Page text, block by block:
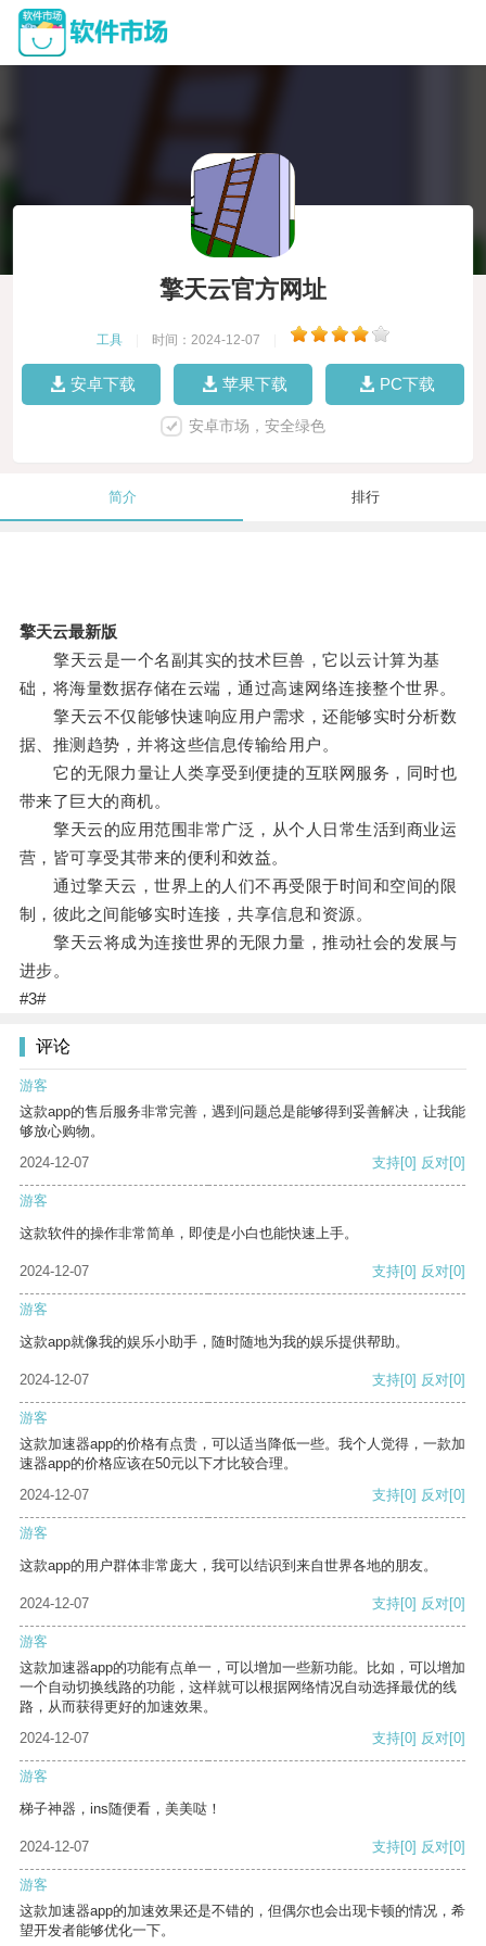
擎天云官方网址
工具 时间：2024-12-07
安卓下载 苹果下载 PC下载
安卓市场，安全绿色
简介 排行
擎天云最新版
擎天云是一个名副其实的技术巨兽，它以云计算为基
础，将海量数据存储在云端，通过高速网络连接整个世界。
擎天云不仅能够快速响应用户需求，还能够实时分析数
据、推测趋势，并将这些信息传输给用户。
它的无限力量让人类享受到便捷的互联网服务，同时也
带来了巨大的商机。
擎天云的应用范围非常广泛，从个人日常生活到商业运
营，皆可享受其带来的便利和效益。
通过擎天云，世界上的人们不再受限于时间和空间的限
制，彼此之间能够实时连接，共享信息和资源。
擎天云将成为连接世界的无限力量，推动社会的发展与
进步。
#3#
评论
游客
这款app的售后服务非常完善，遇到问题总是能够得到妥善解决，让我能
够放心购物。
2024-12-07
支持[0] 反对[0]
游客
这款软件的操作非常简单，即使是小白也能快速上手。
2024-12-07 支持[0] 反对[0]
游客
这款app就像我的娱乐小助手，随时随地为我的娱乐提供帮助。
2024-12-07 支持[0] 反对[0]
游客
这款加速器app的价格有点贵，可以适当降低一些。我个人觉得，一款加
速器app的价格应该在50元以下才比较合理。
2024-12-07
支持[0] 反对[0]
游客
这款app的用户群体非常庞大，我可以结识到来自世界各地的朋友。
2024-12-07 支持[0] 反对[0]
游客
这款加速器app的功能有点单一，可以增加一些新功能。比如，可以增加
一个自动切换线路的功能，这样就可以根据网络情况自动选择最优的线
路，从而获得更好的加速效果。
2024-12-07
支持[0] 反对[0]
游客
梯子神器，ins随便看，美美哒！
2024-12-07 支持[0] 反对[0]
游客
这款加速器app的加速效果还是不错的，但偶尔也会出现卡顿的情况，希
望开发者能够优化一下。